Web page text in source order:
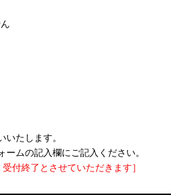
たします。
ムの記入欄にご記入ください。
付終了とさせていただきます］